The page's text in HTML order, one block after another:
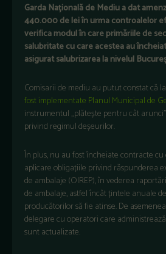
Garda Națională de Mediu a dat
440.000 de lei în urma controalelor
verifica modul în care primăriile de
salubritate cu care acestea au
asigurat salubrizarea la nivelul
Comisarii de mediu au putut constat că
fost implementate Planul Municipal de
instrumentul „plătește pentru cât
privind regimul deșeurilor.
În plus, nu au fost încheiate contracte
aplicare obligațiile privind răspunderea
de ambalaje (OIREP), în vederea
de ambalaje, astfel încât țintele anuale
producătorilor să fie atinse. De
delegare cu operatori care
sunt actualizate.